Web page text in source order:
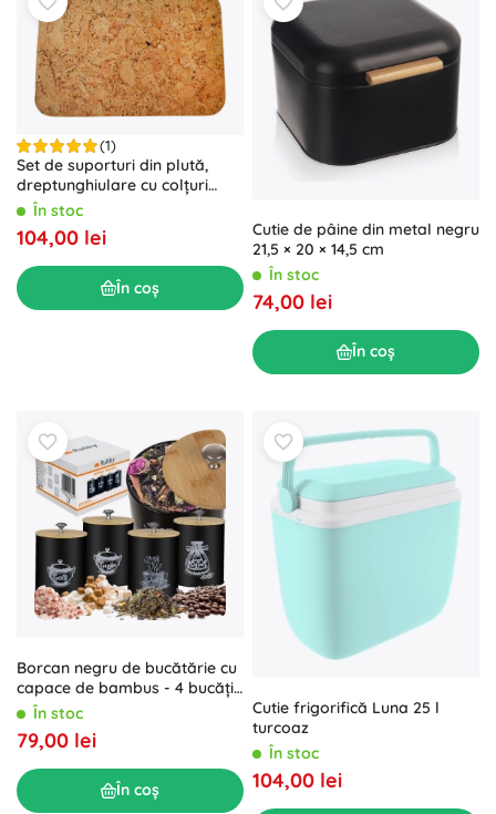
(1)
Set de suporturi din plută,
dreptunghiulare cu colțuri
rotunjite, 36 × 25 cm, set 6 buc
În stoc
104,00 lei
În coș
Cutie de pâine din metal negru
21,5 × 20 × 14,5 cm
În stoc
74,00 lei
În coș
Borcan negru de bucătărie cu
capace de bambus - 4 bucăți
Ruhhy
În stoc
79,00 lei
În coș
Cutie frigorifică Luna 25 l
turcoaz
În stoc
104,00 lei